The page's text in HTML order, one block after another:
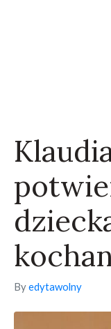
Byedytawolny